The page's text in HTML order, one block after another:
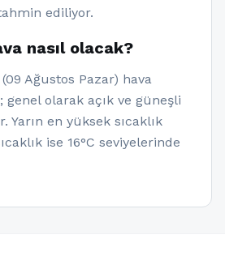
ediliyor.
nasıl olacak?
Ağustos Pazar) hava
olarak açık ve güneşli
Yarın en yüksek sıcaklık
ise 16°C seviyelerinde